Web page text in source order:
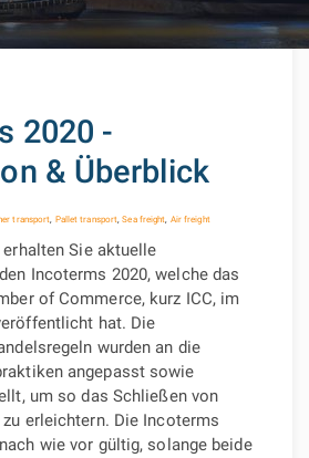
2020 -
& Überblick
transport, Pallet transport,Sea freight, Air freight
Sie aktuelle
Incoterms 2020, welche das
of Commerce, kurz ICC, im
hat. Die
wurden an die
angepasst sowie
um so das Schließen von
erleichtern. Die Incoterms
wie vor gültig, solange beide